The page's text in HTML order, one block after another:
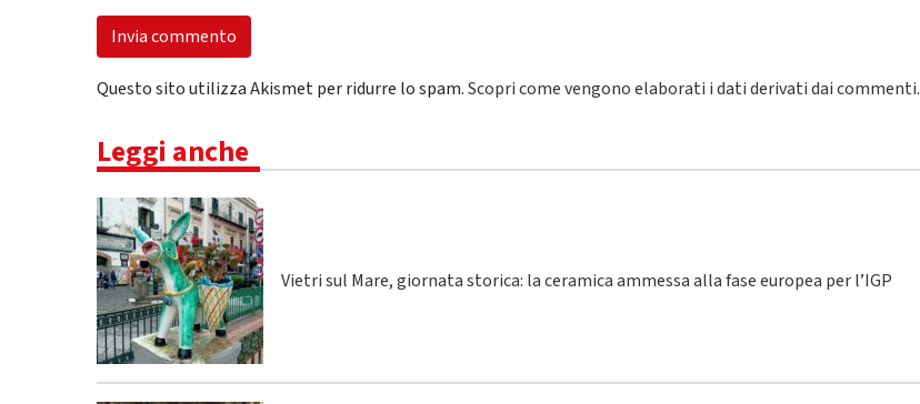
Questo sito utilizza Akismet per ridurre lo spam.Scopri come vengono elaborati i dati derivati dai commenti.
Leggi anche
Vietri sul Mare, giornata storica: la ceramica ammessa alla fase europea per l’IGP